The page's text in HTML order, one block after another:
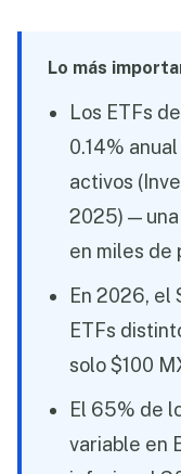
Lo más
Los ETFs
0.14%
activos
2025) —
en miles de
En 2026, el
ETFs
solo $100
El 65% de
variable en